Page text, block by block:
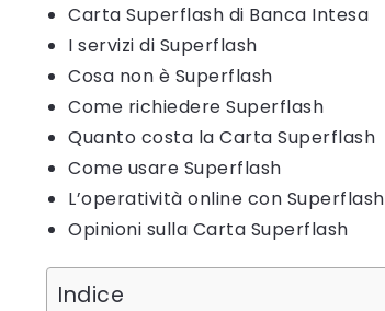
Carta Superflash di Banca Intesa
I servizi di Superflash
Cosa non è Superflash
Come richiedere Superflash
Quanto costa la Carta Superflash
Come usare Superflash
L’operatività online con Superflash
Opinioni sulla Carta Superflash
Indice